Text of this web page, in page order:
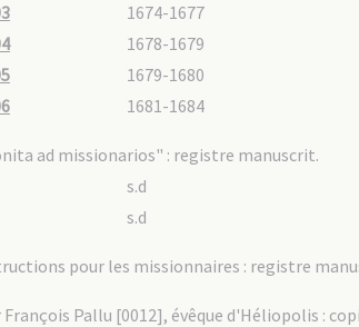
1674-1677
1678-1679
1679-1680
1681-1684
ad missionarios" : registre manuscrit.
s.d
s.d
pour les missionnaires : registre
François Pallu [0012], évêque d'Héliopolis :